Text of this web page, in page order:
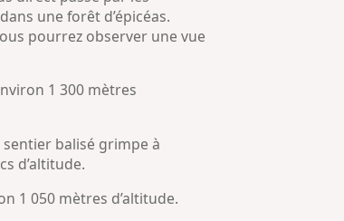
une forêt d’épicéas.
pourrez observer une vue
1 300 mètres
balisé grimpe à
d’altitude.
1 050 mètres d’altitude.